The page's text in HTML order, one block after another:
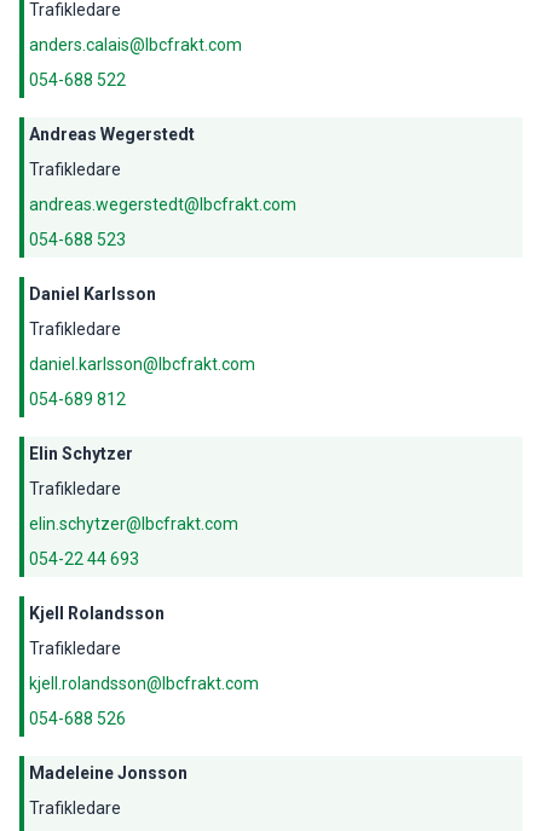
Trafikledare
anders.calais@lbcfrakt.com
054-688 522
Andreas Wegerstedt
Trafikledare
andreas.wegerstedt@lbcfrakt.com
054-688 523
Daniel Karlsson
Trafikledare
daniel.karlsson@lbcfrakt.com
054-689 812
Elin Schytzer
Trafikledare
elin.schytzer@lbcfrakt.com
054-22 44 693
Kjell Rolandsson
Trafikledare
kjell.rolandsson@lbcfrakt.com
054-688 526
Madeleine Jonsson
Trafikledare